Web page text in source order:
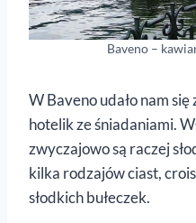
Baveno –
W Baveno udało nam
hotelik ze śniadaniami.
zwyczajowo są raczej
kilka rodzajów ciast,
słodkich bułeczek.